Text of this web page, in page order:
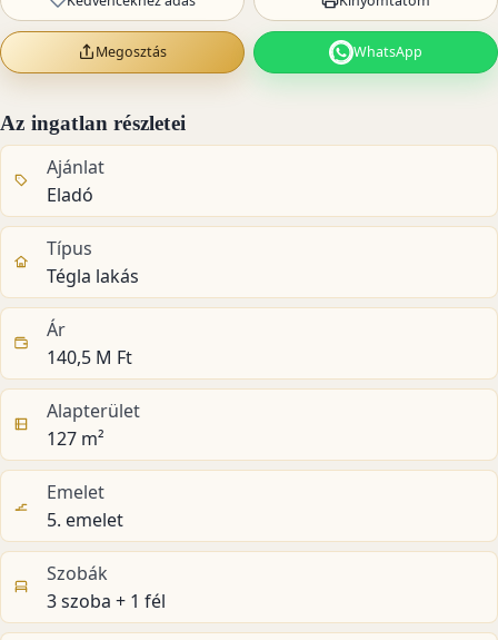
Megosztás WhatsApp
Az ingatlan részletei
Ajánlat
Eladó
Típus
Tégla lakás
Ár
140,5 M Ft
Alapterület
127 m²
Emelet
5. emelet
Szobák
3 szoba + 1 fél